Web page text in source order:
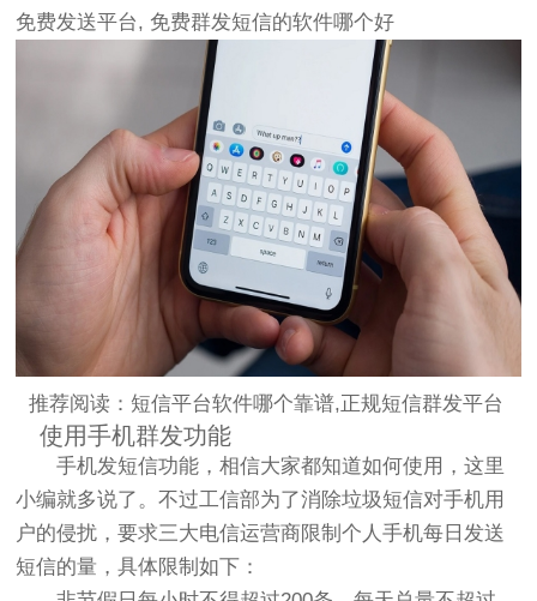
免费发送平台, 免费群发短信的软件哪个好
推荐阅读： 短信平台软件哪个靠谱,正规短信群发平台
使用手机群发功能
手机发短信功能，相信大家都知道如何使用，这里
小编就多说了。不过工信部为了消除垃圾短信对手机用
户的侵扰，要求三大电信运营商限制个人手机每日发送
短信的量，具体限制如下：